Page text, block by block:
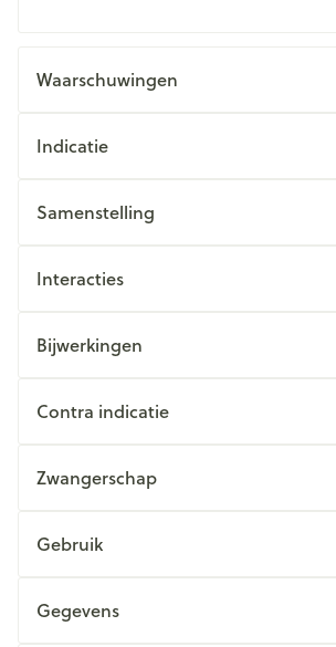
Waarschuwingen
Indicatie
Samenstelling
Interacties
Bijwerkingen
Contra indicatie
Zwangerschap
Gebruik
Gegevens